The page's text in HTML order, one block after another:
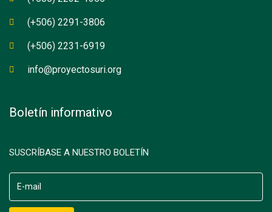
(+506) 2291-3806
(+506) 2231-6919
info@proyectosuri.org
Boletín informativo
SUSCRÍBASE A NUESTRO BOLETÍN